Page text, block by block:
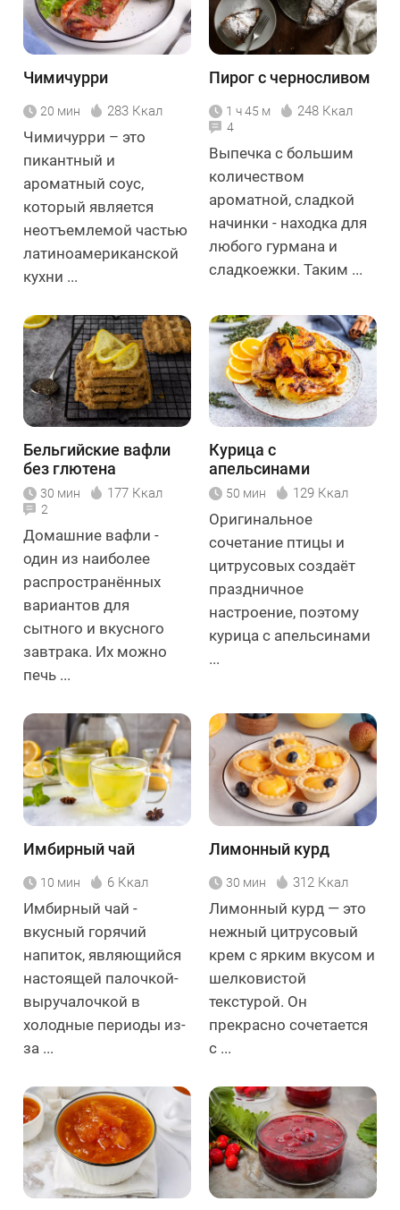
Чимичурри
20 мин 283 Ккал
Чимичурри – это
пикантный и
ароматный соус,
который является
неотъемлемой частью
латиноамериканской
кухни ...
Пирог с черносливом
1 ч 45 м 248 Ккал
4
Выпечка с большим
количеством
ароматной, сладкой
начинки - находка для
любого гурмана и
сладкоежки. Таким ...
Бельгийские вафли
без глютена
30 мин 177 Ккал
2
Домашние вафли -
один из наиболее
распространённых
вариантов для
сытного и вкусного
завтрака. Их можно
печь ...
Курица с
апельсинами
50 мин 129 Ккал
Оригинальное
сочетание птицы и
цитрусовых создаёт
праздничное
настроение, поэтому
курица с апельсинами
...
Имбирный чай
10 мин 6 Ккал
Имбирный чай -
вкусный горячий
напиток, являющийся
настоящей палочкой-
выручалочкой в
холодные периоды из-
за ...
Лимонный курд
30 мин 312 Ккал
Лимонный курд — это
нежный цитрусовый
крем с ярким вкусом и
шелковистой
текстурой. Он
прекрасно сочетается
с ...